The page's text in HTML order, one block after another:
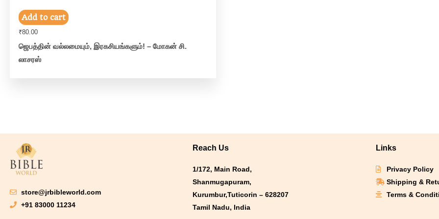
Add to cart
₹80.00
ஜெபத்தின் வல்லமையும், இரகசியங்களும்! – மோகன் சி.
லாசரஸ்
store@jrbibleworld.com
+91 83000 11234
Reach Us
1/172, Main Road,
Shanmugapuram,
Kurumbur,Tuticorin – 628207
Tamil Nadu, India
Links
Privacy Policy
Shipping &
Terms &